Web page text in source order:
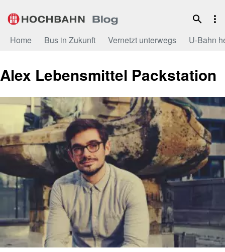
Inhalt
Home Bus in Zukunft Vernetzt unterwegs U-Bahn
Alex Lebensmittel Packstation